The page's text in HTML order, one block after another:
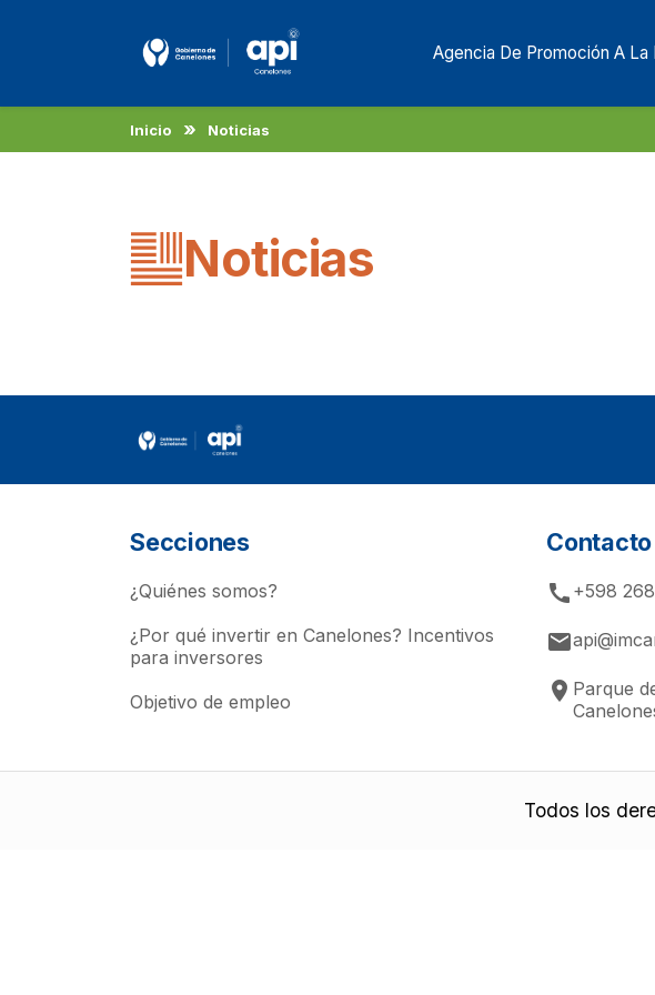
Agencia De Promoción A La
Inicio Noticias
Noticias
Secciones
¿Quiénes somos?
¿Por qué invertir en Canelones? Incentivos
para inversores
Objetivo de empleo
Contacto
call +598
email
place Parque
Todos los